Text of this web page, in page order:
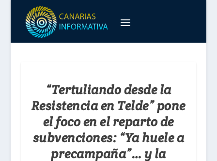
“Tertuliando desde la
Resistencia en Telde” pone
el foco en el reparto de
subvenciones: “Ya huele a
precampaña”… y la